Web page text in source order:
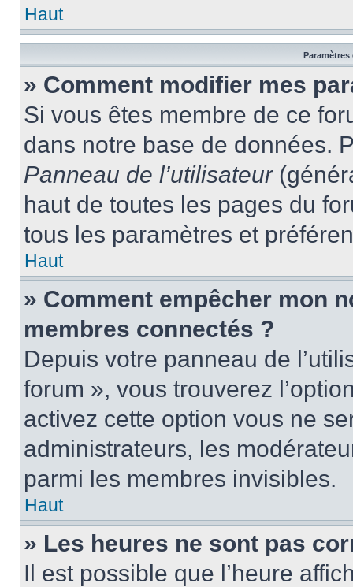
Haut
Paramètres
» Comment modifier mes
Si vous êtes membre de ce
dans notre base de données.
Panneau de l’utilisateur
haut de toutes les pages du
tous les paramètres et
Haut
» Comment empêcher mon
membres connectés ?
Depuis votre panneau de
forum », vous trouverez
activez cette option vous ne
administrateurs, les
parmi les membres invisibles.
Haut
» Les heures ne sont pas
Il est possible que l’heure